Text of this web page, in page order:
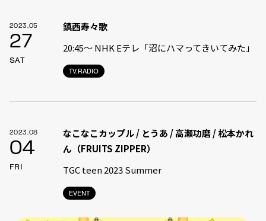
2023.05
27
SAT
TV.RADIO
鎮西寿々歌
20:45〜 NHK Eテレ「沼にハマってきいてみた」
2023.08
04
FRI
EVENT
なこなこカップル / とうあ / 高瀬功磨 / 松本かれ
ん（FRUITS ZIPPER）
TGC teen 2023 Summer